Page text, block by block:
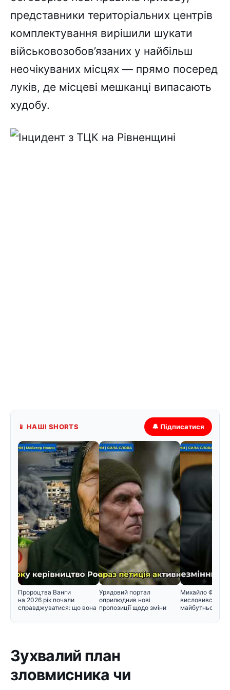
представники територіальних центрів
комплектування вирішили шукати
військовозобов’язаних у найбільш
неочікуваних місцях — прямо посеред
луків, де місцеві мешканці випасають
худобу.
📱 НАШІ SHORTS 🔔 Підписатися
Пророцтва Ванги
на 2026 рік почали
справджуватися: що вона
Урядовий портал
оприлюднив нові
пропозиції щодо зміни
Михайло
висловився
майбутнього в
Зухвалий план
зловмисника чи